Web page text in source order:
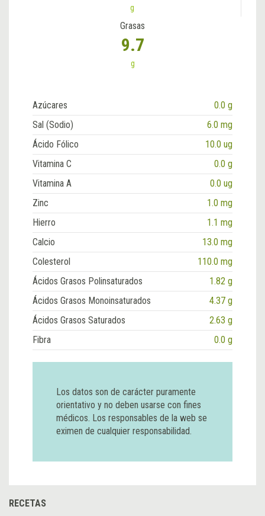
g
Grasas
9.7
g
Azúcares
0.0 g
Sal (Sodio)
6.0 mg
Ácido Fólico
10.0 ug
Vitamina C
0.0 g
Vitamina A
0.0 ug
Zinc
1.0 mg
Hierro
1.1 mg
Calcio
13.0 mg
Colesterol
110.0 mg
Ácidos Grasos Polinsaturados
1.82 g
Ácidos Grasos Monoinsaturados
4.37 g
Ácidos Grasos Saturados
2.63 g
Fibra
0.0 g
Los datos son de carácter puramente
orientativo y no deben usarse con fines
médicos. Los responsables de la web se
eximen de cualquier responsabilidad.
RECETAS